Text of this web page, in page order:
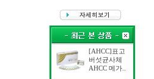
[AHCC]표고
버섯균사체
AHCC 메가..